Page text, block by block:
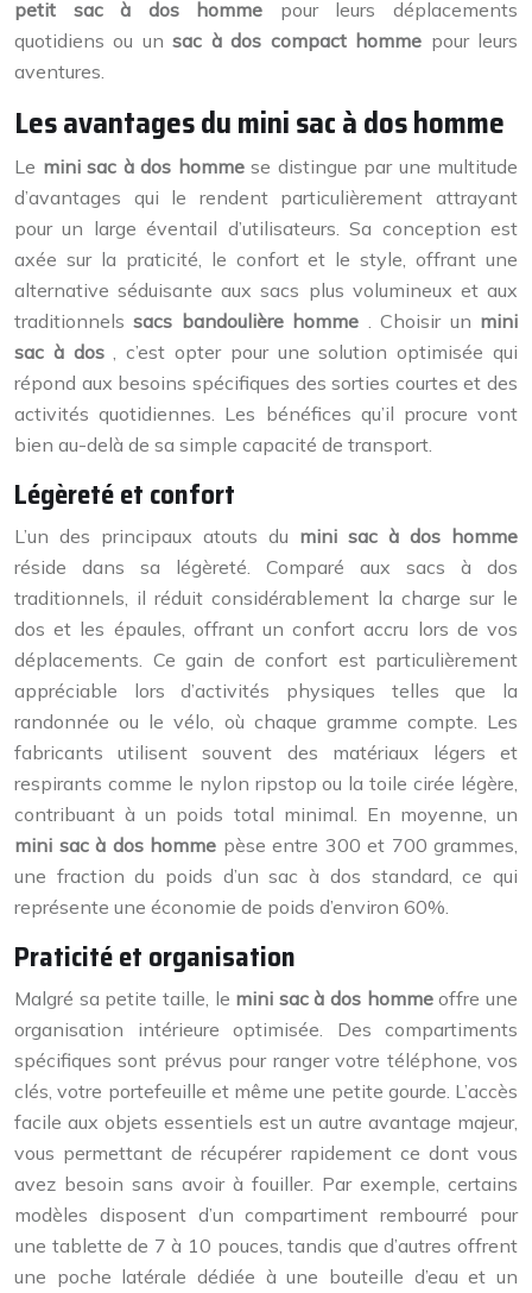
petit sac à dos homme pour leurs déplacements
quotidiens ou unsac à dos compact homme pour leurs
aventures.
Les avantages du mini sac à dos homme
Le mini sac à dos homme se distingue par une multitude
d’avantages qui le rendent particulièrement attrayant
pour un large éventail d’utilisateurs. Sa conception est
axée sur la praticité, le confort et le style, offrant une
alternative séduisante aux sacs plus volumineux et aux
traditionnelssacs bandoulière homme . Choisir un mini
sac à dos
, c’est opter pour une solution optimisée qui
répond aux besoins spécifiques des sorties courtes et des
activités quotidiennes. Les bénéfices qu’il procure vont
bien au-delà de sa simple capacité de transport.
Légèreté et confort
L’un des principaux atouts du mini sac à dos homme
réside dans sa légèreté. Comparé aux sacs à dos
traditionnels, il réduit considérablement la charge sur le
dos et les épaules, offrant un confort accru lors de vos
déplacements. Ce gain de confort est particulièrement
appréciable lors d’activités physiques telles que la
randonnée ou le vélo, où chaque gramme compte. Les
fabricants utilisent souvent des matériaux légers et
respirants comme le nylon ripstop ou la toile cirée légère,
contribuant à un poids total minimal. En moyenne, un
mini sac à dos homme pèse entre 300 et 700 grammes,
une fraction du poids d’un sac à dos standard, ce qui
représente une économie de poids d’environ 60%.
Praticité et organisation
Malgré sa petite taille, le mini sac à dos hommeoffre une
organisation intérieure optimisée. Des compartiments
spécifiques sont prévus pour ranger votre téléphone, vos
clés, votre portefeuille et même une petite gourde. L’accès
facile aux objets essentiels est un autre avantage majeur,
vous permettant de récupérer rapidement ce dont vous
avez besoin sans avoir à fouiller. Par exemple, certains
modèles disposent d’un compartiment rembourré pour
une tablette de 7 à 10 pouces, tandis que d’autres offrent
une poche latérale dédiée à une bouteille d’eau et un